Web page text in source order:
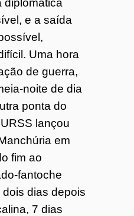
diplomática
e a saída
Uma hora
de guerra,
noite de dia
ponta do
lançou
em
fim ao
fantoche
dias depois
7 dias